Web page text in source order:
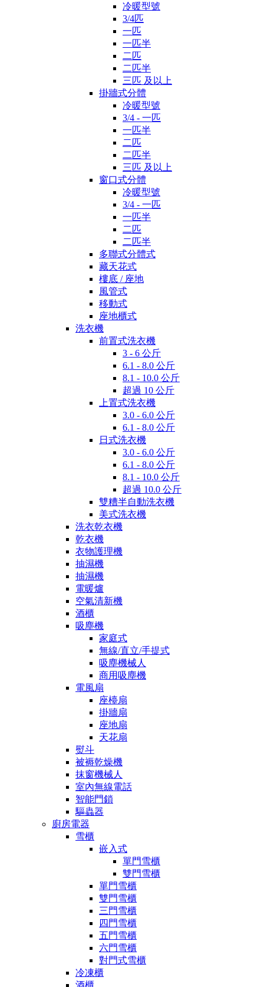
冷暖型號
3/4匹
一匹
一匹半
二匹
二匹半
三匹 及以上
掛牆式分體
冷暖型號
3/4 - 一匹
一匹半
二匹
二匹半
三匹 及以上
窗口式分體
冷暖型號
3/4 - 一匹
一匹半
二匹
二匹半
多聯式分體式
藏天花式
樓底 / 座地
風管式
移動式
座地櫃式
洗衣機
前置式洗衣機
3 - 6 公斤
6.1 - 8.0 公斤
8.1 - 10.0 公斤
超過 10 公斤
上置式洗衣機
3.0 - 6.0 公斤
6.1 - 8.0 公斤
日式洗衣機
3.0 - 6.0 公斤
6.1 - 8.0 公斤
8.1 - 10.0 公斤
超過 10.0 公斤
雙糟半自動洗衣機
美式洗衣機
洗衣乾衣機
乾衣機
衣物護理機
抽濕機
抽濕機
電暖爐
空氣清新機
酒櫃
吸塵機
家庭式
無線/直立/手提式
吸塵機械人
商用吸塵機
電風扇
座檯扇
掛牆扇
座地扇
天花扇
熨斗
被褥乾燥機
抹窗機械人
室內無線電話
智能門鎖
驅蟲器
廚房電器
雪櫃
嵌入式
單門雪櫃
雙門雪櫃
單門雪櫃
雙門雪櫃
三門雪櫃
四門雪櫃
五門雪櫃
六門雪櫃
對門式雪櫃
冷凍櫃
酒櫃